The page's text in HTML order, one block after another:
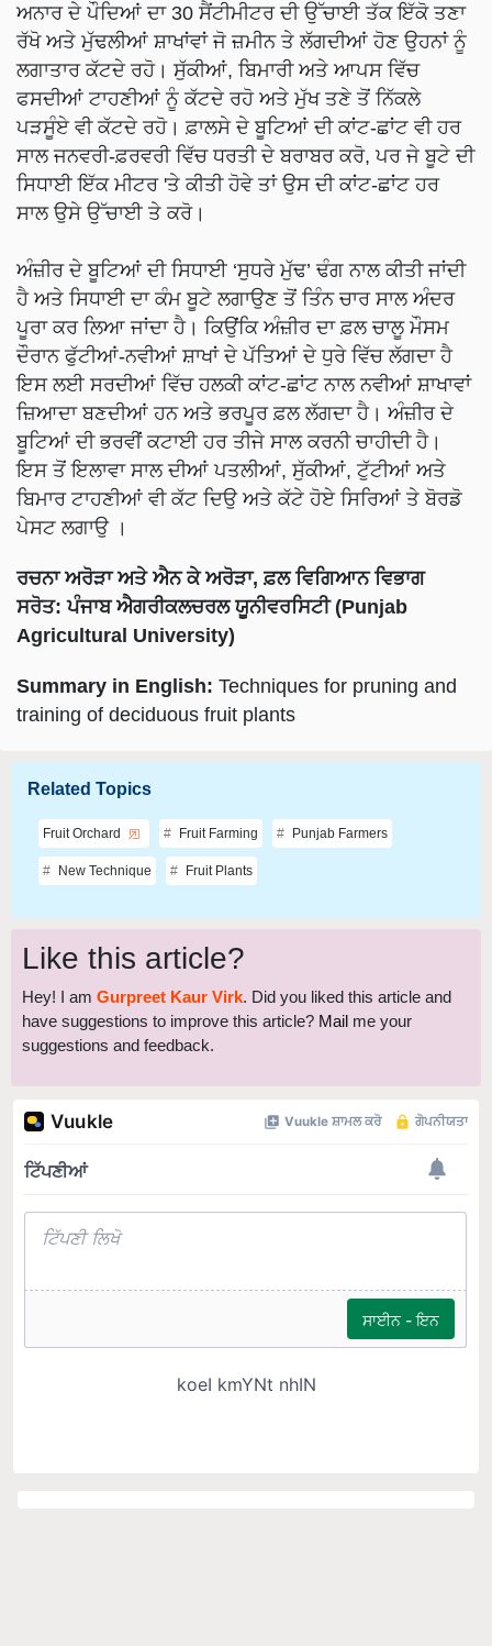
ਅਨਾਰ ਦੇ ਪੌਦਿਆਂ ਦਾ 30 ਸੈਂਟੀਮੀਟਰ ਦੀ ਉੱਚਾਈ ਤੱਕ ਇੱਕੋ ਤਣਾ
ਰੱਖੋ ਅਤੇ ਮੁੱਢਲੀਆਂ ਸ਼ਾਖਾਂਵਾਂ ਜੋ ਜ਼ਮੀਨ ਤੇ ਲੱਗਦੀਆਂ ਹੋਣ ਉਹਨਾਂ ਨੂੰ
ਲਗਾਤਾਰ ਕੱਟਦੇ ਰਹੋ। ਸੁੱਕੀਆਂ, ਬਿਮਾਰੀ ਅਤੇ ਆਪਸ ਵਿੱਚ
ਫਸਦੀਆਂ ਟਾਹਣੀਆਂ ਨੂੰ ਕੱਟਦੇ ਰਹੋ ਅਤੇ ਮੁੱਖ ਤਣੇ ਤੋਂ ਨਿੱਕਲੇ
ਪੜਸੂੰਏ ਵੀ ਕੱਟਦੇ ਰਹੋ। ਫ਼ਾਲਸੇ ਦੇ ਬੂਟਿਆਂ ਦੀ ਕਾਂਟ-ਛਾਂਟ ਵੀ ਹਰ
ਸਾਲ ਜਨਵਰੀ-ਫ਼ਰਵਰੀ ਵਿੱਚ ਧਰਤੀ ਦੇ ਬਰਾਬਰ ਕਰੋ, ਪਰ ਜੇ ਬੂਟੇ ਦੀ
ਸਿਧਾਈ ਇੱਕ ਮੀਟਰ 'ਤੇ ਕੀਤੀ ਹੋਵੇ ਤਾਂ ਉਸ ਦੀ ਕਾਂਟ-ਛਾਂਟ ਹਰ
ਸਾਲ ਉਸੇ ਉੱਚਾਈ ਤੇ ਕਰੋ।
ਅੰਜ਼ੀਰ ਦੇ ਬੂਟਿਆਂ ਦੀ ਸਿਧਾਈ ‘ਸੁਧਰੇ ਮੁੱਢ’ ਢੰਗ ਨਾਲ ਕੀਤੀ ਜਾਂਦੀ
ਹੈ ਅਤੇ ਸਿਧਾਈ ਦਾ ਕੰਮ ਬੂਟੇ ਲਗਾਉਣ ਤੋਂ ਤਿੰਨ ਚਾਰ ਸਾਲ ਅੰਦਰ
ਪੂਰਾ ਕਰ ਲਿਆ ਜਾਂਦਾ ਹੈ। ਕਿਉਂਕਿ ਅੰਜ਼ੀਰ ਦਾ ਫ਼ਲ ਚਾਲੂ ਮੌਸਮ
ਦੌਰਾਨ ਫੁੱਟੀਆਂ-ਨਵੀਆਂ ਸ਼ਾਖਾਂ ਦੇ ਪੱਤਿਆਂ ਦੇ ਧੁਰੇ ਵਿੱਚ ਲੱਗਦਾ ਹੈ
ਇਸ ਲਈ ਸਰਦੀਆਂ ਵਿੱਚ ਹਲਕੀ ਕਾਂਟ-ਛਾਂਟ ਨਾਲ ਨਵੀਆਂ ਸ਼ਾਖਾਵਾਂ
ਜ਼ਿਆਦਾ ਬਣਦੀਆਂ ਹਨ ਅਤੇ ਭਰਪੂਰ ਫ਼ਲ ਲੱਗਦਾ ਹੈ। ਅੰਜ਼ੀਰ ਦੇ
ਬੂਟਿਆਂ ਦੀ ਭਰਵੀਂ ਕਟਾਈ ਹਰ ਤੀਜੇ ਸਾਲ ਕਰਨੀ ਚਾਹੀਦੀ ਹੈ।
ਇਸ ਤੋਂ ਇਲਾਵਾ ਸਾਲ ਦੀਆਂ ਪਤਲੀਆਂ, ਸੁੱਕੀਆਂ, ਟੁੱਟੀਆਂ ਅਤੇ
ਬਿਮਾਰ ਟਾਹਣੀਆਂ ਵੀ ਕੱਟ ਦਿਉ ਅਤੇ ਕੱਟੇ ਹੋਏ ਸਿਰਿਆਂ ਤੇ ਬੋਰਡੋ
ਪੇਸਟ ਲਗਾਉ ।
ਰਚਨਾ ਅਰੋੜਾ ਅਤੇ ਐਨ ਕੇ ਅਰੋੜਾ, ਫ਼ਲ ਵਿਗਿਆਨ ਵਿਭਾਗ
ਸਰੋਤ: ਪੰਜਾਬ ਐਗਰੀਕਲਚਰਲ ਯੂਨੀਵਰਸਿਟੀ (Punjab
Agricultural University)
Summary in English: Techniques for pruning and
training of deciduous fruit plants
Related Topics
Fruit Orchard Fruit Farming Punjab Farmers
New Technique Fruit Plants
Like this article?
Hey! I am Gurpreet Kaur Virk. Did you liked this article and
have suggestions to improve this article? Mail me your
suggestions and feedback.